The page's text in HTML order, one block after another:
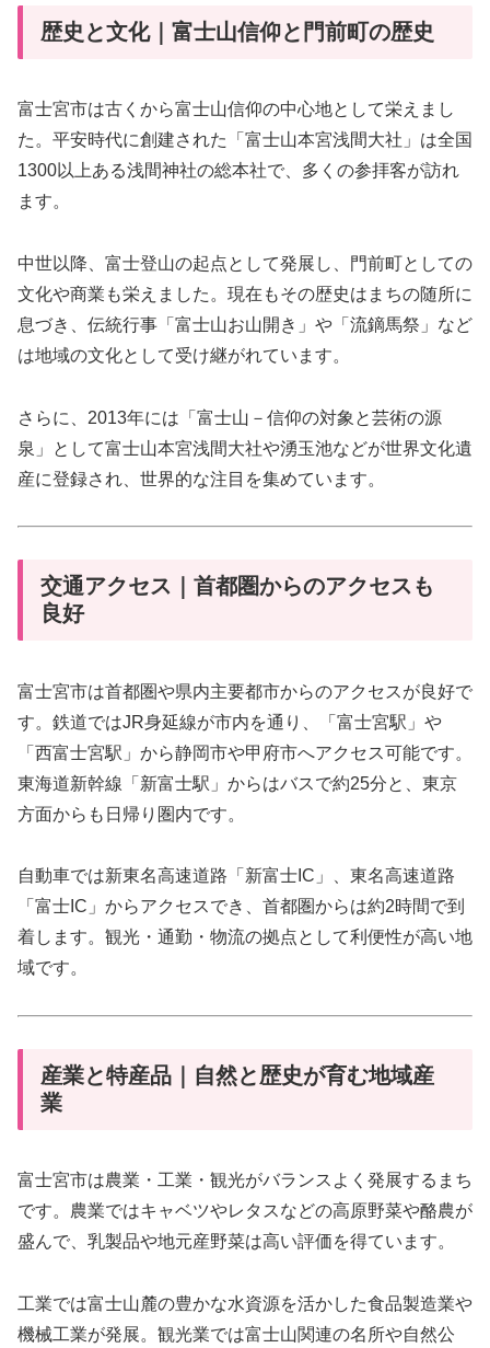
歴史と文化｜富士山信仰と門前町の歴史
富士宮市は古くから富士山信仰の中心地として栄えまし
た。平安時代に創建された「富士山本宮浅間大社」は全国
1300以上ある浅間神社の総本社で、多くの参拝客が訪れ
ます。
中世以降、富士登山の起点として発展し、門前町としての
文化や商業も栄えました。現在もその歴史はまちの随所に
息づき、伝統行事「富士山お山開き」や「流鏑馬祭」など
は地域の文化として受け継がれています。
さらに、2013年には「富士山－信仰の対象と芸術の源
泉」として富士山本宮浅間大社や湧玉池などが世界文化遺
産に登録され、世界的な注目を集めています。
交通アクセス｜首都圏からのアクセスも
良好
富士宮市は首都圏や県内主要都市からのアクセスが良好で
す。鉄道ではJR身延線が市内を通り、「富士宮駅」や
「西富士宮駅」から静岡市や甲府市へアクセス可能です。
東海道新幹線「新富士駅」からはバスで約25分と、東京
方面からも日帰り圏内です。
自動車では新東名高速道路「新富士IC」、東名高速道路
「富士IC」からアクセスでき、首都圏からは約2時間で到
着します。観光・通勤・物流の拠点として利便性が高い地
域です。
産業と特産品｜自然と歴史が育む地域産
業
富士宮市は農業・工業・観光がバランスよく発展するまち
です。農業ではキャベツやレタスなどの高原野菜や酪農が
盛んで、乳製品や地元産野菜は高い評価を得ています。
工業では富士山麓の豊かな水資源を活かした食品製造業や
機械工業が発展。観光業では富士山関連の名所や自然公